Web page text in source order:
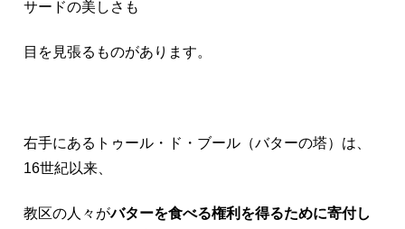
サードの美しさも
目を見張るものがあります。
右手にあるトゥール・ド・ブール（バターの塔）は、
16世紀以来、
教区の人々がバターを食べる権利を得るために寄付し